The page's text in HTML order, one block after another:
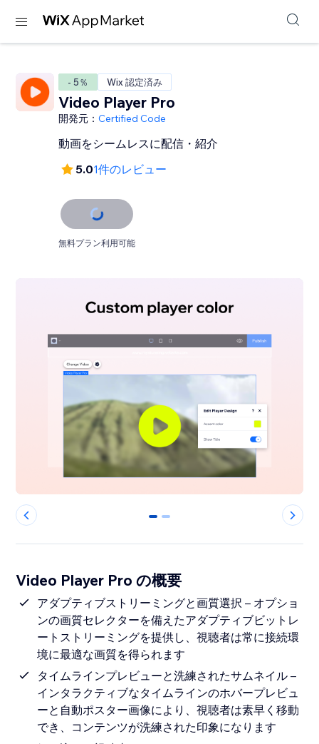
- 5％ Wix 認定済み
Video Player Pro
開発元：Certified Code
動画をシームレスに配信・紹介
5.01件のレビュー
無料プラン利用可能
0 1
Video Player Pro の概要
アダプティブストリーミングと画質選択 – オプショ
ンの画質セレクターを備えたアダプティブビットレ
ートストリーミングを提供し、視聴者は常に接続環
境に最適な画質を得られます
タイムラインプレビューと洗練されたサムネイル –
インタラクティブなタイムラインのホバープレビュ
ーと自動ポスター画像により、視聴者は素早く移動
でき、コンテンツが洗練された印象になります